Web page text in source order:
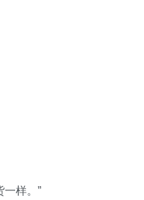
一样。”